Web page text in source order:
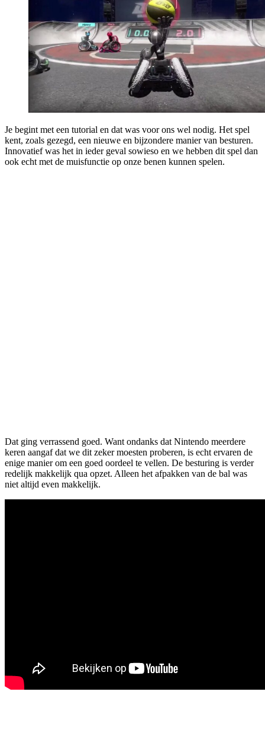
Je begint met een tutorial en dat was voor ons wel nodig. Het spel
kent, zoals gezegd, een nieuwe en bijzondere manier van besturen.
Innovatief was het in ieder geval sowieso en we hebben dit spel dan
ook echt met de muisfunctie op onze benen kunnen spelen.
Dat ging verrassend goed. Want ondanks dat Nintendo meerdere
keren aangaf dat we dit zeker moesten proberen, is echt ervaren de
enige manier om een goed oordeel te vellen. De besturing is verder
redelijk makkelijk qua opzet. Alleen het afpakken van de bal was
niet altijd even makkelijk.